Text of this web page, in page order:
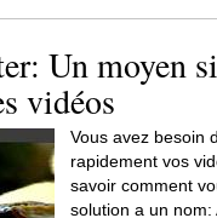
Un moyen
vidéos
Vous avez besoin
rapidement vos
savoir comment
solution a un nom: